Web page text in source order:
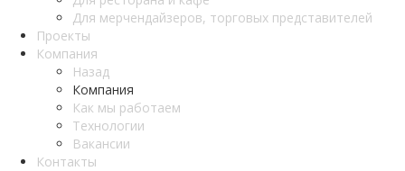
Для мерчендайзеров, торговых представителей
Проекты
Компания
Назад
Компания
Как мы работаем
Teхнологии
Вакансии
Контакты